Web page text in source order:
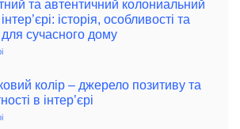
та автентичний колониальний
історія, особливості та
сучасного дому
автентичний
колониальний
стиль
колір – джерело позитиву та
в інтер’єрі